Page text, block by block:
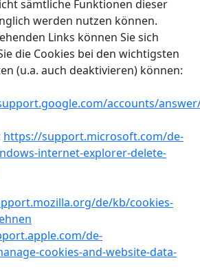
sämtliche Funktionen dieser
werden nutzen können.
Links können Sie sich
die Cookies bei den wichtigsten
(u.a. auch deaktivieren) können:
accounts/
https://support.microsoft.com/de-
internet-explorer-delete-
de/kb/cookies-
de-
cookies-and-website-data-